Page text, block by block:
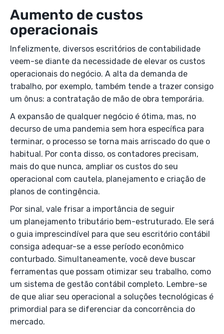
Aumento de custos
operacionais
Infelizmente, diversos escritórios de contabilidade
veem-se diante da necessidade de elevar os custos
operacionais do negócio. A alta da demanda de
trabalho, por exemplo, também tende a trazer consigo
um ônus: a contratação de mão de obra temporária.
A expansão de qualquer negócio é ótima, mas, no
decurso de uma pandemia sem hora específica para
terminar, o processo se torna mais arriscado do que o
habitual. Por conta disso, os contadores precisam,
mais do que nunca, ampliar os custos do seu
operacional com cautela, planejamento e criação de
planos de contingência.
Por sinal, vale frisar a importância de seguir
um planejamento tributário bem-estruturado. Ele será
o guia imprescindível para que seu escritório contábil
consiga adequar-se a esse período econômico
conturbado. Simultaneamente, você deve buscar
ferramentas que possam otimizar seu trabalho, como
um sistema de gestão contábil completo. Lembre-se
de que aliar seu operacional a soluções tecnológicas é
primordial para se diferenciar da concorrência do
mercado.